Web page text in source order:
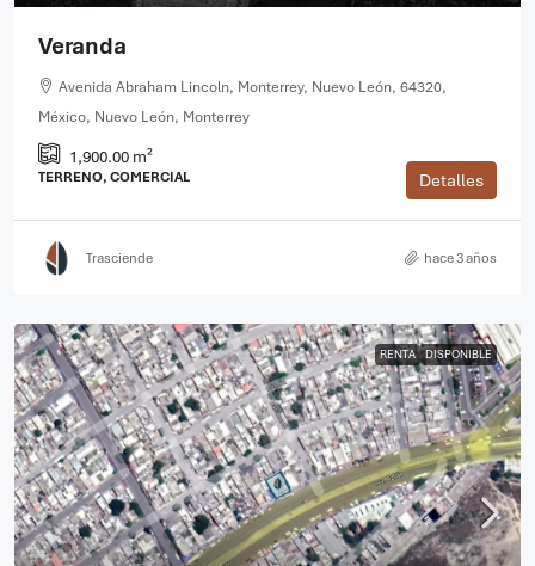
Veranda
Avenida Abraham Lincoln, Monterrey, Nuevo León, 64320,
México, Nuevo León, Monterrey
1,900.00 m²
TERRENO, COMERCIAL Detalles
Trasciende hace 3 años
RENTA DISPONIBLE